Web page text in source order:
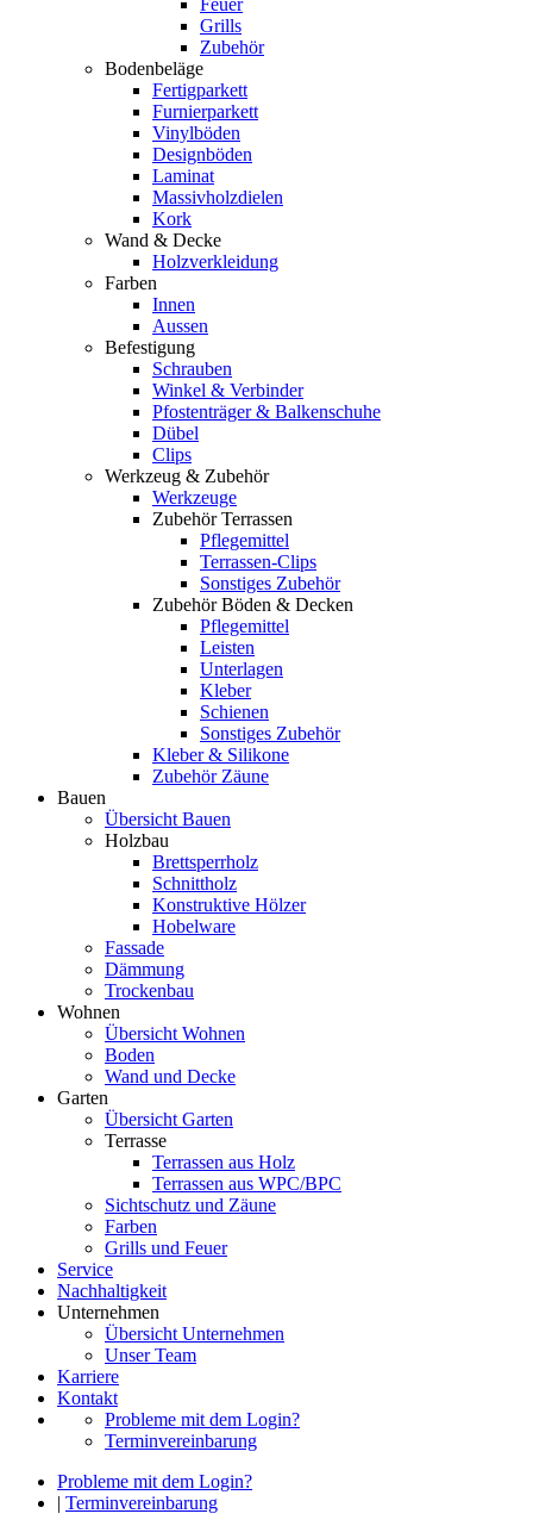
Grills
Zubehör
Bodenbeläge
Fertigparkett
Furnierparkett
Vinylböden
Designböden
Laminat
Massivholzdielen
Kork
Wand & Decke
Holzverkleidung
Farben
Innen
Aussen
Befestigung
Schrauben
Winkel & Verbinder
Pfostenträger & Balkenschuhe
Dübel
Clips
Werkzeug & Zubehör
Werkzeuge
Zubehör Terrassen
Pflegemittel
Terrassen-Clips
Sonstiges Zubehör
Zubehör Böden & Decken
Pflegemittel
Leisten
Unterlagen
Kleber
Schienen
Sonstiges Zubehör
Kleber & Silikone
Zubehör Zäune
Bauen
Übersicht Bauen
Holzbau
Brettsperrholz
Schnittholz
Konstruktive Hölzer
Hobelware
Fassade
Dämmung
Trockenbau
Wohnen
Übersicht Wohnen
Boden
Wand und Decke
Garten
Übersicht Garten
Terrasse
Terrassen aus Holz
Terrassen aus WPC/BPC
Sichtschutz und Zäune
Farben
Grills und Feuer
Service
Nachhaltigkeit
Unternehmen
Übersicht Unternehmen
Unser Team
Karriere
Kontakt
Probleme mit dem Login?
Terminvereinbarung
Probleme mit dem Login?
| Terminvereinbarung